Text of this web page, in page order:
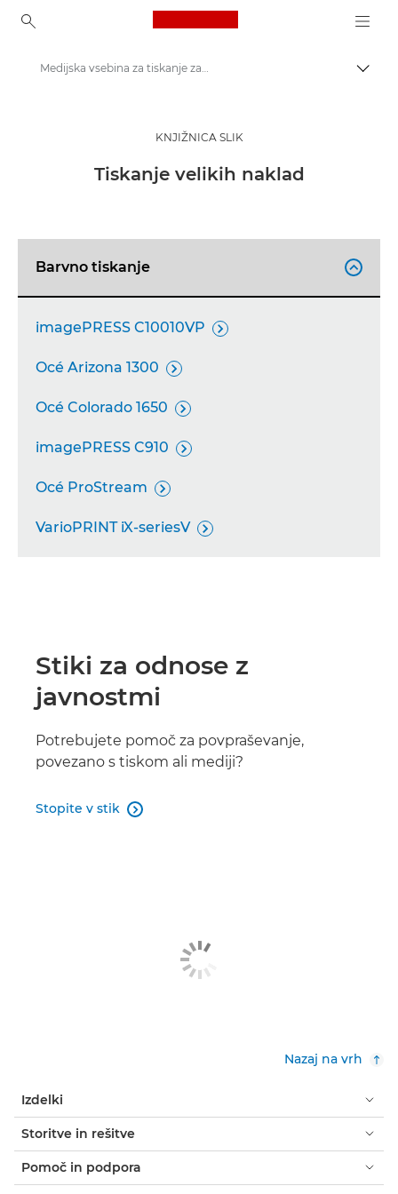
Canon Logo, back to
Slike izdelkov – Canonovo tiskovno središče
Medijska vsebina za tiskanje za velike naklade – Canonovo tiskovno središče
KNJIŽNICA SLIK
Tiskanje velikih naklad
Barvno tiskanje 
imagePRESS C10010VP 
Océ Arizona 1300 
Océ Colorado 1650 
imagePRESS C910 
Océ ProStream 
VarioPRINT iX-seriesV 
Stiki za odnose z
javnostmi
Potrebujete pomoč za povpraševanje,
povezano s tiskom ali mediji?
Stopite v stik 
Nazaj na vrh
Izdelki
Storitve in rešitve
Pomoč in podpora